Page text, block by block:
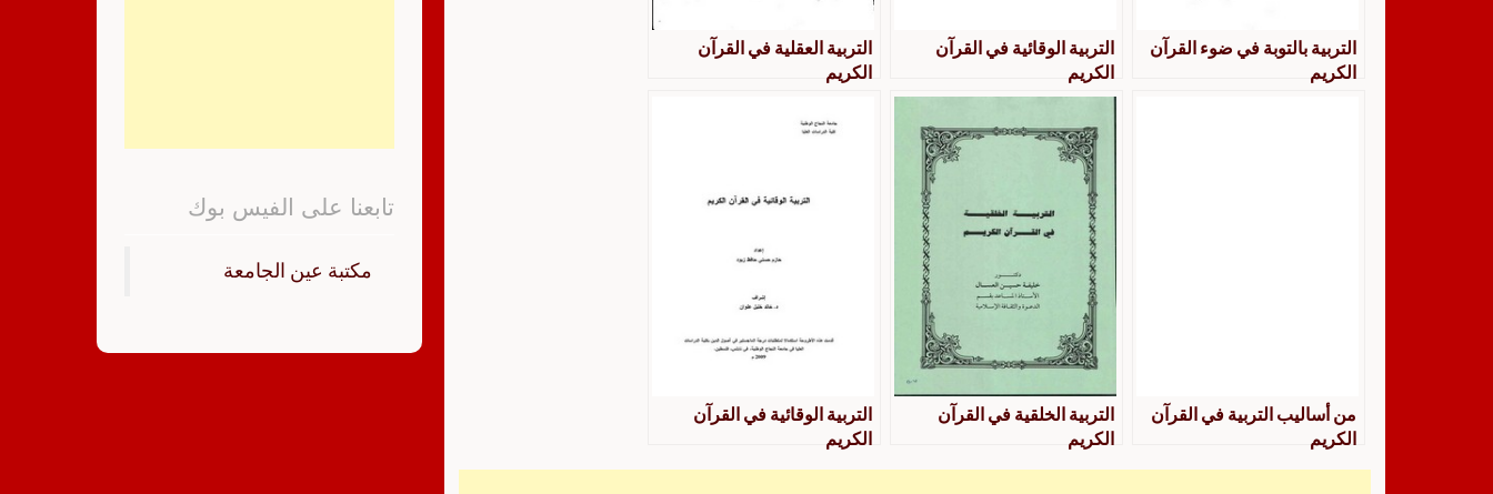
التربية بالتوبة في ضوء القرآن
الكريم
التربية الوقائية في القرآن
الكريم
التربية العقلية في القرآن
الكريم
من أساليب التربية في القرآن
الكريم
التربية الخلقية في القرآن
الكريم
التربية الوقائية في القرآن
الكريم
تابعنا على الفيس بوك
‏مكتبة عين الجامعة‏